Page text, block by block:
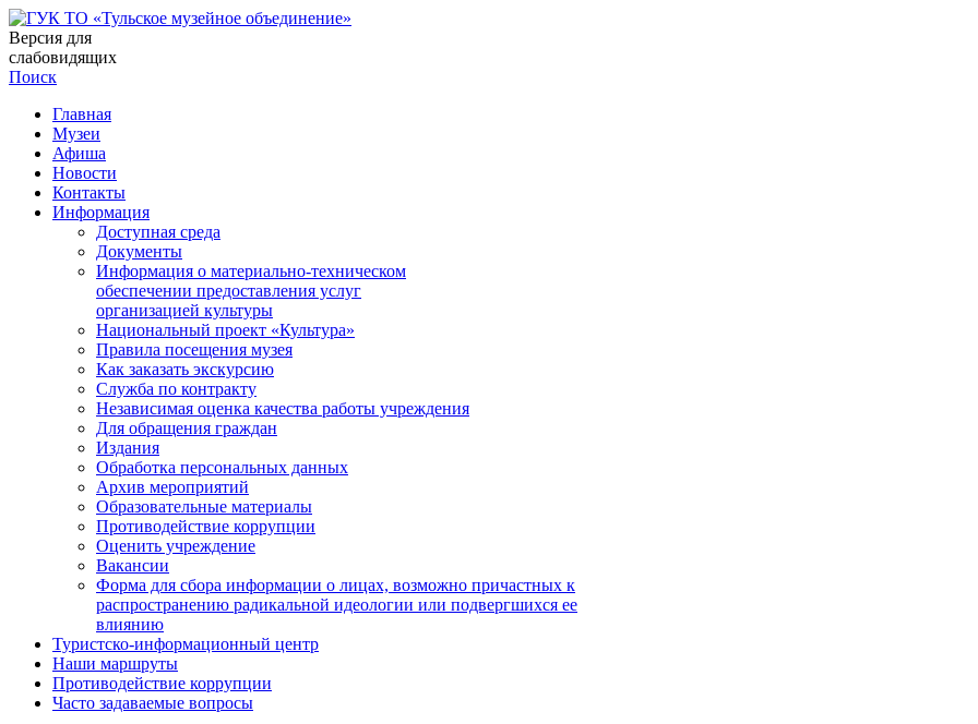
Версия для
слабовидящих
Поиск
Главная
Музеи
Афиша
Новости
Контакты
Информация
Доступная среда
Документы
Информация о материально-техническом
обеспечении предоставления услуг
организацией культуры
Национальный проект «Культура»
Правила посещения музея
Как заказать экскурсию
Служба по контракту
Независимая оценка качества работы учреждения
Для обращения граждан
Издания
Обработка персональных данных
Архив мероприятий
Образовательные материалы
Противодействие коррупции
Оценить учреждение
Вакансии
Форма для сбора информации о лицах, возможно причастных к
распространению радикальной идеологии или подвергшихся ее
влиянию
Туристско-информационный центр
Наши маршруты
Противодействие коррупции
Часто задаваемые вопросы